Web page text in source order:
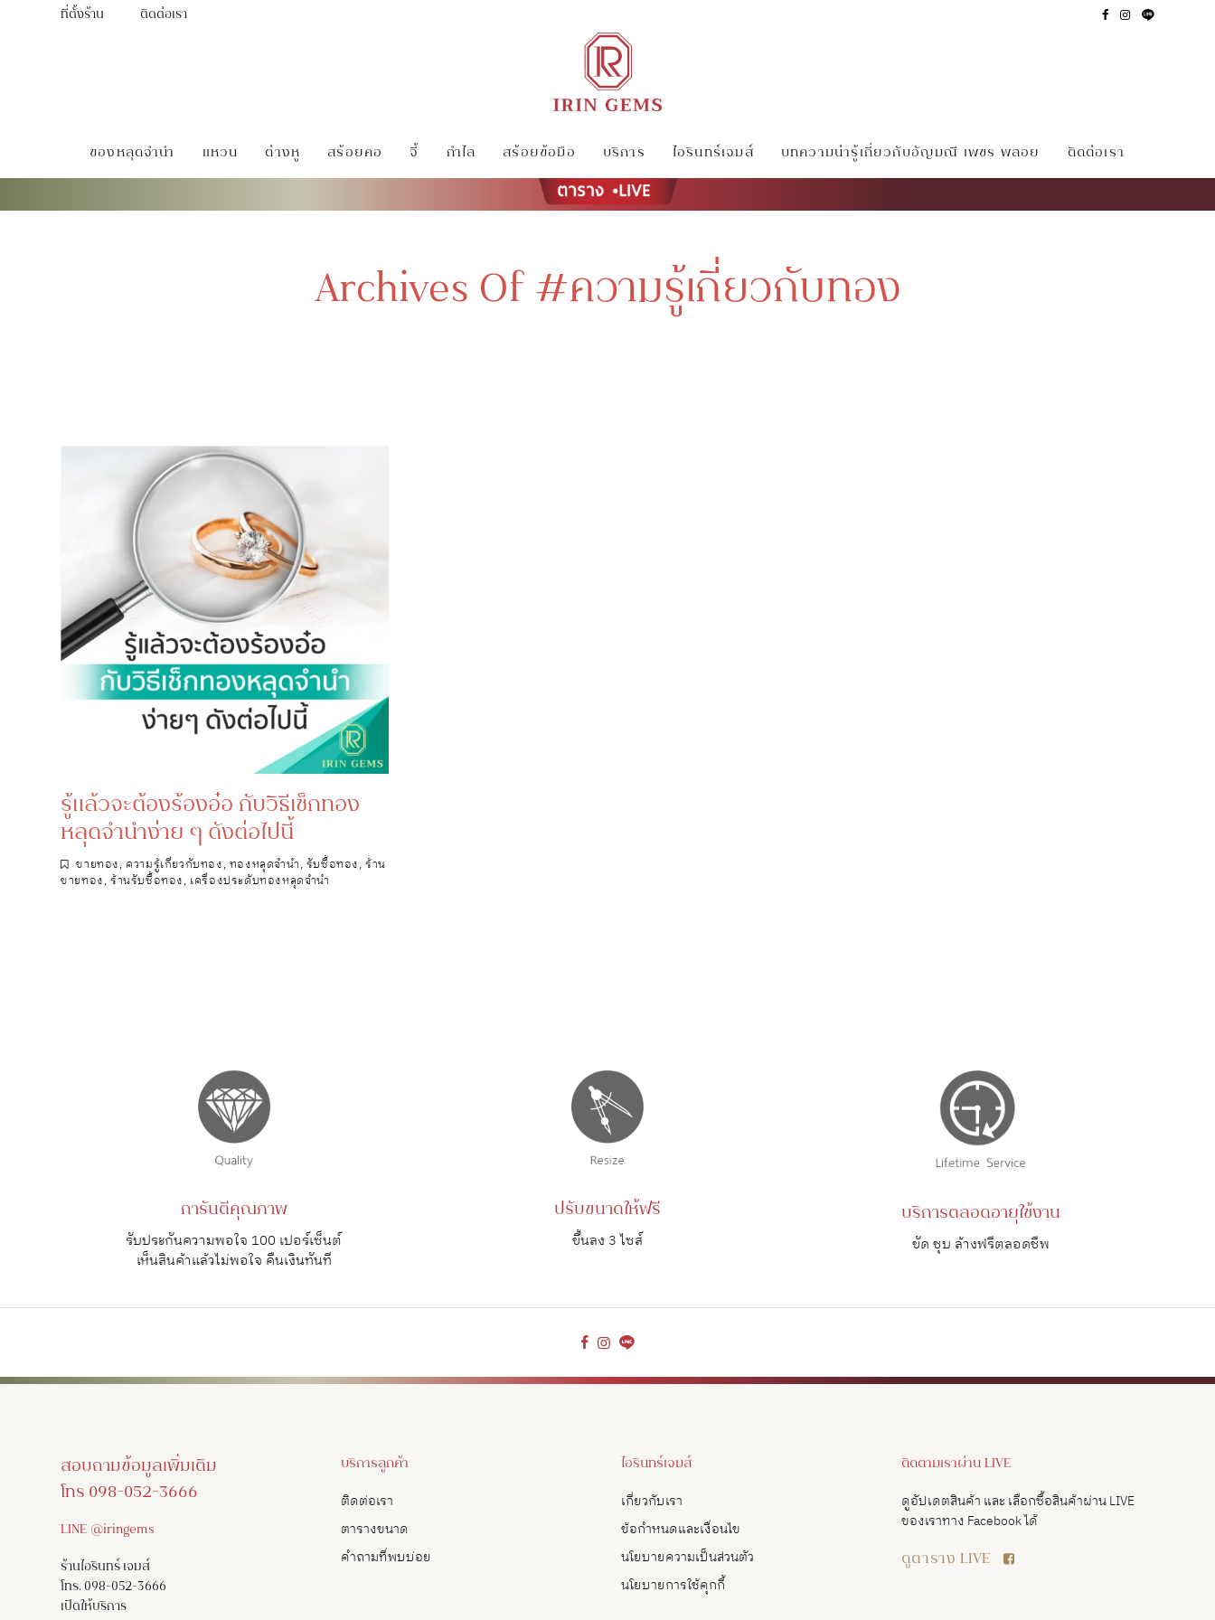
ที่ตั้งร้าน ติดต่อเรา
ของหลุดจำนำ แหวน ต่างหู สร้อยคอ จี้ กำไล สร้อยข้อมือ บริการ ไอรินทร์เจมส์ บทความน่ารู้เกี่ยวกับอัญมณี เพชร พลอย ติดต่อเรา
Archives Of #ความรู้เกี่ยวกับทอง
รู้แล้วจะต้องร้องอ๋อ กับวิธีเช็กทอง
หลุดจำนำง่าย ๆ ดังต่อไปนี้
ขายทอง, ความรู้เกี่ยวกับทอง, ทองหลุดจำนำ, รับซื้อทอง,ร้าน
ขายทอง, ร้านรับซื้อทอง, เครื่องประดับทองหลุดจำนำ
การันตีคุณภาพ
รับประกันความพอใจ 100 เปอร์เซ็นต์
เห็นสินค้าแล้วไม่พอใจ คืนเงินทันที
ปรับขนาดให้ฟรี
ขึ้นลง 3 ไซส์
บริการตลอดอายุใช้งาน
ขัด ชุบ ล้างฟรีตลอดชีพ
สอบถามข้อมูลเพิ่มเติม
โทร 098-052-3666
LINE @iringems
ร้านไอรินทร์ เจมส์
โทร. 098-052-3666
เปิดให้บริการ
บริการลูกค้า
ติดต่อเรา
ตารางขนาด
คำถามที่พบบ่อย
ไอรินทร์เจมส์
เกี่ยวกับเรา
ข้อกำหนดและเงื่อนไข
นโยบายความเป็นส่วนตัว
นโยบายการใช้คุกกี้
ติดตามเราผ่าน LIVE
ดูอัปเดตสินค้า และ เลือกซื้อสินค้าผ่าน LIVE
ของเราทาง Facebook ได้
ดูตาราง LIVE